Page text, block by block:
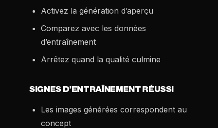
Activez la génération d’aperçu
Comparez avec les données
d’entraînement
Arrêtez quand la qualité culmine
SIGNES D’ENTRAÎNEMENT RÉUSSI
Les images générées correspondent au
concept